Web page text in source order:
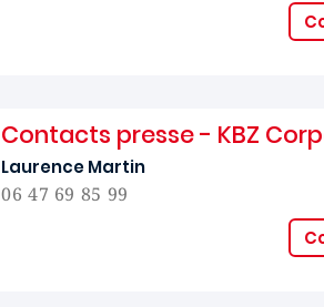
Contacts presse - KBZ
Laurence Martin
06 47 69 85 99